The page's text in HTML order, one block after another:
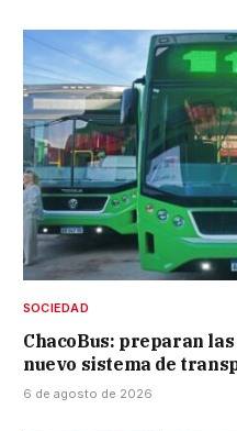
SOCIEDAD
ChacoBus: preparan
nuevo sistema de
6 de agosto de 2026